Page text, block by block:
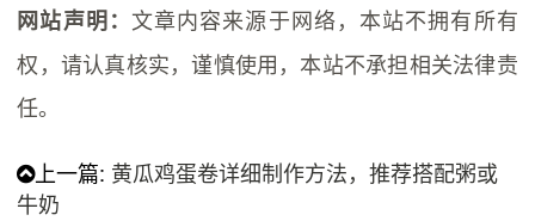
网站声明： 文章内容来源于网络，本站不拥有所有
权，请认真核实，谨慎使用，本站不承担相关法律责
任。
上一篇: 黄瓜鸡蛋卷详细制作方法，推荐搭配粥或
牛奶